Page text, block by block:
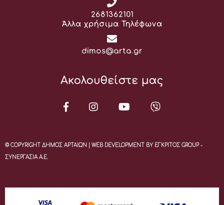
Τηλέφωνο:
2681362101
Άλλα χρήσιμα Τηλέφωνα
Email:
dimos@arta.gr
Ακολουθείστε μας
© COPYRIGHT ΔΗΜΟΣ ΑΡΤΑΙΩΝ | WEB DEVELOPMENT BY ΕΓΚΡΙΤΟΣ GROUP -
ΣΥΝΕΡΓΑΣΙΑ Α.Ε.